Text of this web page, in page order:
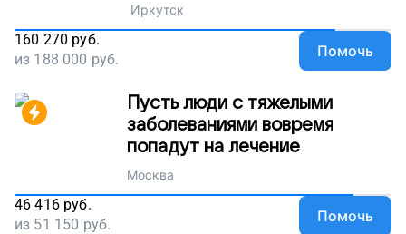
Иркутск
160 270 руб.
из 188 000 руб. Помочь
Пусть люди с тяжелыми
заболеваниями вовремя
попадут на лечение
Москва
46 416 руб.
из 51 150 руб. Помочь